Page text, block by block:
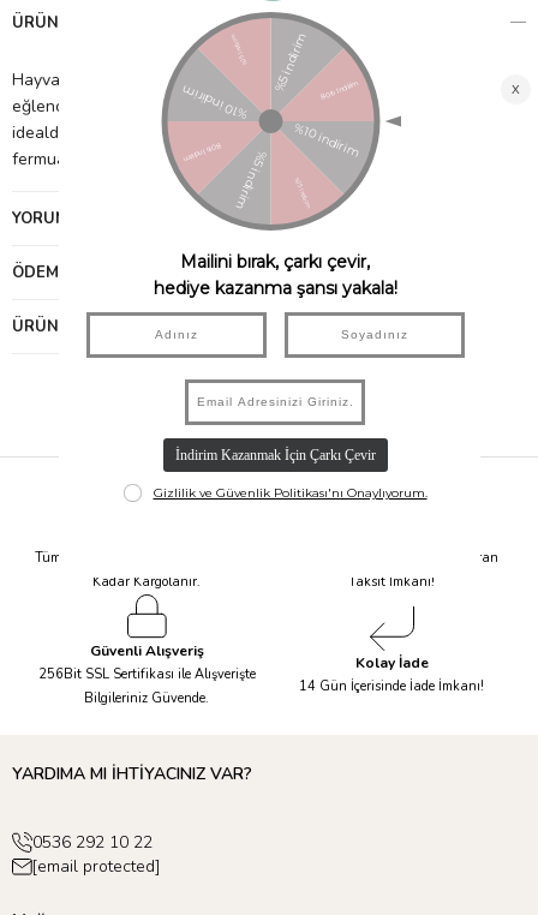
ÜRÜN ÖZELLIKLERI
Hayvan sırt çantası kesinlikle dikkatleri üzerine çekecektir. Bu
eğlenceli sırt çantası geniş ve tüm gerekli şeyleri saklamak için
idealdir. Asla yanınızdan ayırmayacaksınız. Süper yumuşak ve
fermuarlıdır.
YORUMLAR
ÖDEME SEÇENEKLERI
ÜRÜN ÖNERILERI
Tüm Siparişleriniz Aynı Gün 14.00'a
Kadar Kargolanır.
Tüm Ürünlerde 6 Aya Kadar Varan
Taksit İmkanı!
Güvenli Alışveriş
256Bit SSL Sertifikası ile Alışverişte
Bilgileriniz Güvende.
Kolay İade
14 Gün İçerisinde İade İmkanı!
YARDIMA MI İHTİYACINIZ VAR?
0536 292 10 22
[email protected]